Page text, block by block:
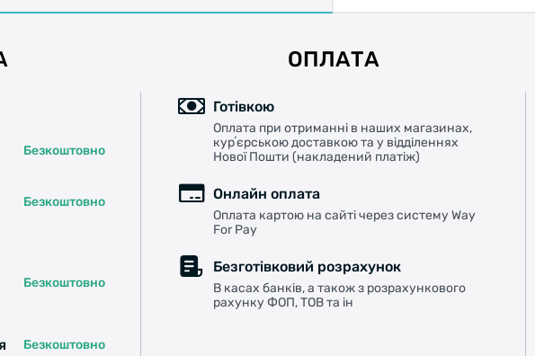
Безкоштовно
Безкоштовно
Безкоштовно
Безкоштовно
ОПЛАТА
Готівкою
Оплата при отриманні в наших магазинах,
курʼєрською доставкою та у відділеннях
Нової Пошти (накладений платіж)
Онлайн оплата
Оплата картою на сайті через систему Way
For Pay
Безготівковий розрахунок
В касах банків, а також з розрахункового
рахунку ФОП, ТОВ та ін